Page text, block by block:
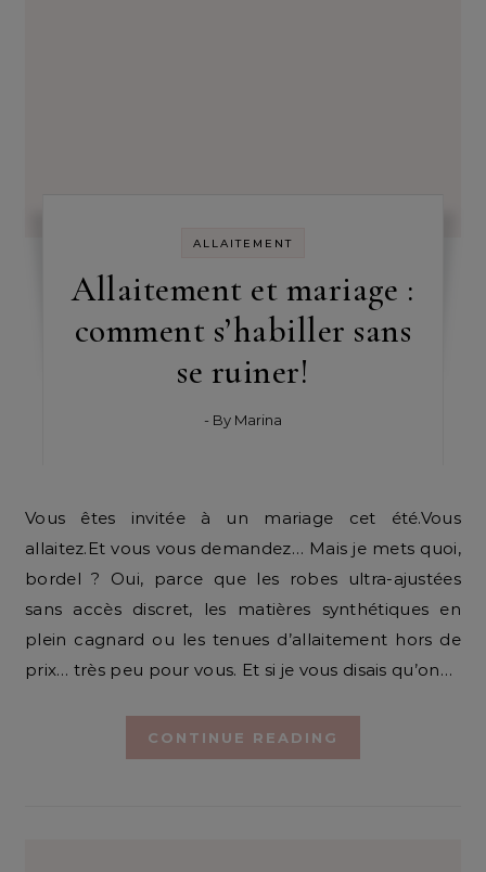
ALLAITEMENT
Allaitement et mariage :
comment s’habiller sans
se ruiner!
- By Marina
Vous êtes invitée à un mariage cet été.Vous
allaitez.Et vous vous demandez… Mais je mets quoi,
bordel ? Oui, parce que les robes ultra-ajustées
sans accès discret, les matières synthétiques en
plein cagnard ou les tenues d’allaitement hors de
prix… très peu pour vous. Et si je vous disais qu’on…
CONTINUE READING